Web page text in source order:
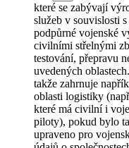
které se zabývají
služeb v souvislosti
podpůrné vojenské
civilními střelnými
testování, přepravu
uvedených
takže zahrnuje
oblasti logistiky
které má civilní i
piloty), pokud bylo
upraveno pro